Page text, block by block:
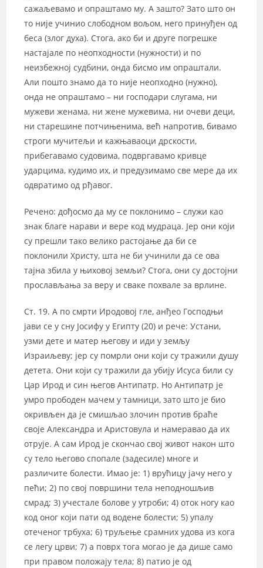
сажаљевамо и опраштамо му. А зашто? Зато што он
то није учинио слободном вољом, него принуђен од
беса (злог духа). Стога, ако би и друге погрешке
настајале по неопходности (нужности) и по
неизбежној судбини, онда бисмо им опраштали.
Али пошто знамо да то није неопходно (нужно),
онда не опраштамо – ни господари слугама, ни
мужеви женама, ни жене мужевима, ни очеви деци,
ни старешине потчињенима, већ напротив, бивамо
строги мучитељи и кажњаваоци дрскости,
прибегавамо судовима, подвргавамо кривце
ударцима, кудимо их, и предузимамо све мере да их
одвратимо од рђавог.
Речено: дођосмо да му се поклонимо – служи као
знак благе нарави и вере код мудраца. Јер они који
су прешли тако велико растојање да би се
поклонили Христу, шта не би учинили да се ова
тајна збила у њиховој земљи? Стога, они су достојни
прослављања за веру и сваке похвале за врлине.
Ст. 19. А по смрти Иродовој гле, анђео Господњи
јави се у сну Јосифу у Египту (20) и рече: Устани,
узми дете и матер његову и иди у земљу
Израиљеву; јер су помрли они који су тражили душу
детета. Они који су тражили да убију Исуса били су
Цар Ирод и син његов Антипатр. Но Антипатр је
умро прободен мачем у тамници, зато што је био
окривљен да је смишљао злочин против браће
своје Александра и Аристовула и намеравао да их
отрује. А сам Ирод је скончао свој живот након што
су тело његово спопале (задесиле) многе и
различите болести. Имао је: 1) врућицу јачу него у
пећи; 2) по свој површини тела неподношљив
смрад; 3) учестале болове у утроби; 4) оток ногу као
код оног који пати од водене болести; 5) упалу
отеченог трбуха; 6) труљење срамних удова из кога
се легу црви; 7) а поврх тога могао је да дише само
при правом положају тела; 8) патио је од